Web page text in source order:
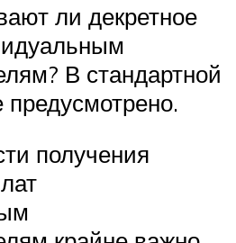
ли декретное
В стандартной
получения